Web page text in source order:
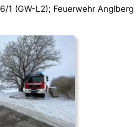
1 (GW-L2); Feuerwehr Anglberg